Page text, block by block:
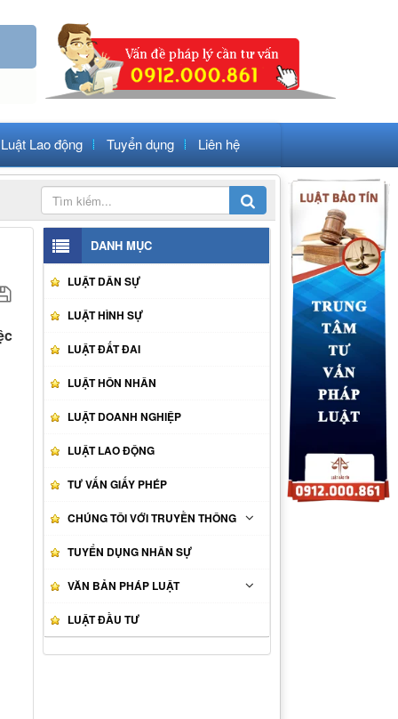
Luật Lao động Tuyển dụng Liên hệ
DANH MỤC
LUẬT DÂN SỰ
LUẬT HÌNH SỰ
LUẬT ĐẤT ĐAI
LUẬT HÔN NHÂN
LUẬT DOANH NGHIỆP
LUẬT LAO ĐỘNG
TƯ VẤN GIẤY PHÉP
CHÚNG TÔI VỚI TRUYỀN THÔNG
TUYỂN DỤNG NHÂN SỰ
VĂN BẢN PHÁP LUẬT
LUẬT ĐẦU TƯ